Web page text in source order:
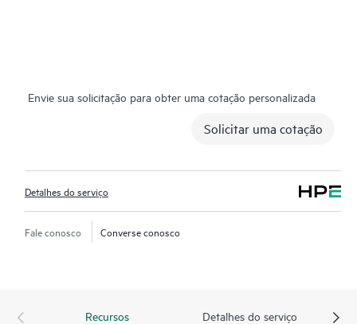
Envie sua solicitação para obter uma cotação personalizada
Solicitar uma cotação
Detalhes do serviço
Fale conosco Converse conosco
Recursos Detalhes do serviço